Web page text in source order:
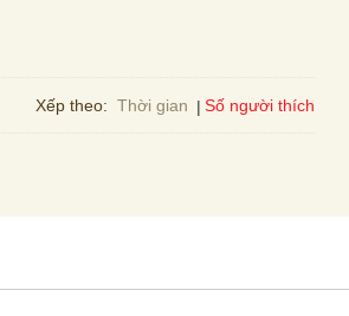
Xếp theo: Thời gian Số người thích